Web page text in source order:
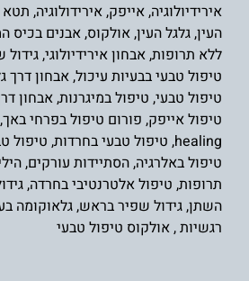
אירידיולוגיה,אייפק,אירידולוגיה, תטא
העין,גלגל העין,אולקוס,אבנים בכיס
ללא תרופות,אבחון אירידיולוגי,גידול
טיפול טבעי בבעיות עיכול,אבחון דרך
טיפול טבעי, טיפול במיגרנות,אבחון
טיפול אייפק, פורום טיפול בפרחי באך,
healing
, טיפול טבעי בחרדות, טיפול
טיפול באלרגיה,הסתיידות עורקים,
תרופות, טיפול אלטרנטיבי בחרדה,
השתן,גידול שפיר בראש,גלאוקומה
רגשיות,אולקוס טיפול טבעי